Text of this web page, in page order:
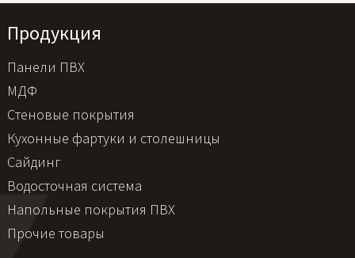
Продукция
Панели ПВХ
МДФ
Стеновые покрытия
Кухонные фартуки и столешницы
Сайдинг
Водосточная система
Напольные покрытия ПВХ
Прочие товары